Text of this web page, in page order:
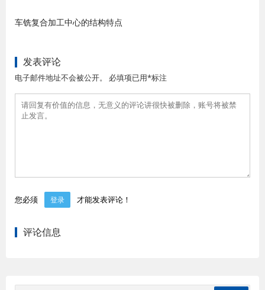
车铣复合加工中心的结构特点
发表评论
电子邮件地址不会被公开。 必填项已用*标注
您必须 登录 才能发表评论！
评论信息